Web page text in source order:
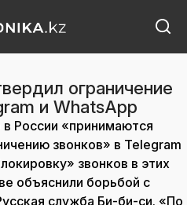
ограничение
и WhatsApp
России «принимаются
звонков» в Telegram
звонков в этих
объяснили борьбой с
служба Би-би-си. «По